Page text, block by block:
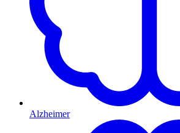
Alzheimer